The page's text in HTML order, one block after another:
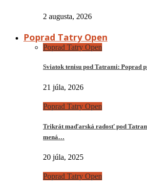
2 augusta, 2026
Poprad Tatry Open
Poprad Tatry Open
Sviatok tenisu pod Tatrami:
21 júla, 2026
Poprad Tatry Open
Trikrát maďarská radosť pod
mená…
20 júla, 2025
Poprad Tatry Open